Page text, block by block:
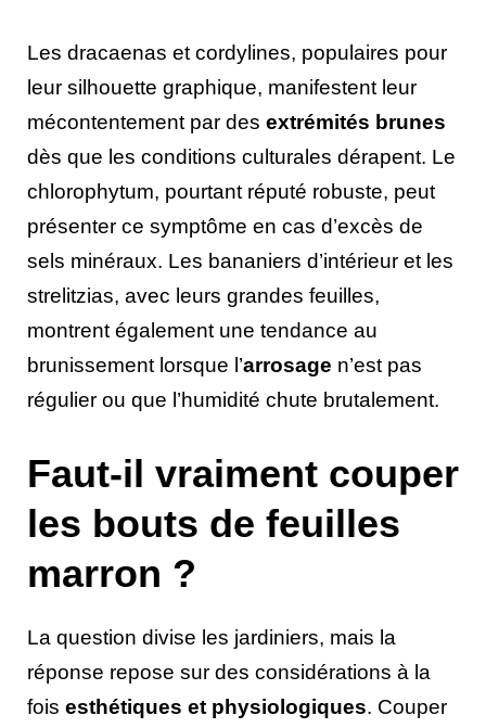
Les dracaenas et cordylines, populaires pour
leur silhouette graphique, manifestent leur
mécontentement par des extrémités brunes
dès que les conditions culturales dérapent. Le
chlorophytum, pourtant réputé robuste, peut
présenter ce symptôme en cas d’excès de
sels minéraux. Les bananiers d’intérieur et les
strelitzias, avec leurs grandes feuilles,
montrent également une tendance au
brunissement lorsque l’arrosage n’est pas
régulier ou que l’humidité chute brutalement.
Faut-il vraiment couper
les bouts de feuilles
marron ?
La question divise les jardiniers, mais la
réponse repose sur des considérations à la
fois esthétiques et physiologiques. Couper